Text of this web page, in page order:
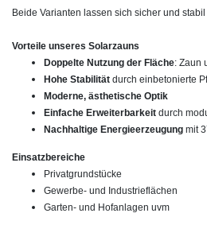
Beide Varianten lassen sich sicher und
Vorteile unseres Solarzauns
Doppelte Nutzung der Fläche: Zaun
Hohe Stabilität durch einbetonierte
Moderne, ästhetische Optik
Einfache Erweiterbarkeit durch
Nachhaltige Energieerzeugung mit
Einsatzbereiche
Privatgrundstücke
Gewerbe- und Industrieflächen
Garten- und Hofanlagen uvm